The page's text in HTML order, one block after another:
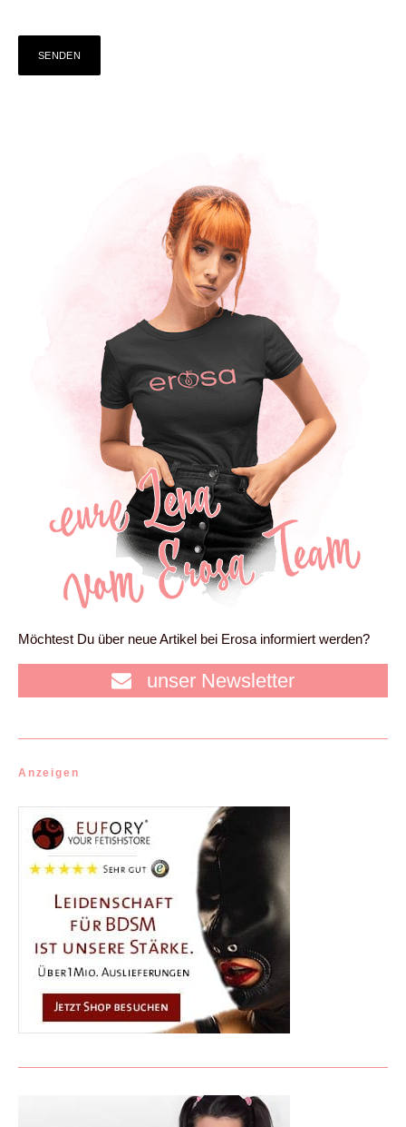
Möchtest Du über neue Artikel bei Erosa informiert werden?
unser Newsletter
Anzeigen